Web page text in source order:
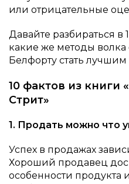
или отрицательные
Давайте разбираться в
какие же методы волка
Белфорту стать
10 фактов из книги
Стрит»
1. Продать можно что
Успех в продажах
Хороший продавец
особенности